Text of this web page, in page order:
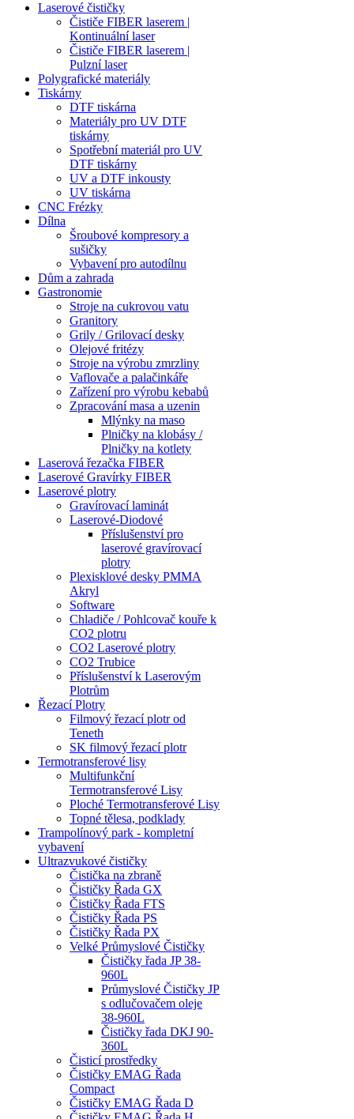
Laserové čističky
Čističe FIBER laserem |
Kontinuální laser
Čističe FIBER laserem |
Pulzní laser
Polygrafické materiály
Tiskárny
DTF tiskárna
Materiály pro UV DTF
tiskárny
Spotřební materiál pro UV
DTF tiskárny
UV a DTF inkousty
UV tiskárna
CNC Frézky
Dílna
Šroubové kompresory a
sušičky
Vybavení pro autodílnu
Dům a zahrada
Gastronomie
Stroje na cukrovou vatu
Granitory
Grily / Grilovací desky
Olejové fritézy
Stroje na výrobu zmrzliny
Vaflovače a palačinkáře
Zařízení pro výrobu kebabů
Zpracování masa a uzenin
Mlýnky na maso
Plničky na klobásy /
Plničky na kotlety
Laserová řezačka FIBER
Laserové Gravírky FIBER
Laserové plotry
Gravírovací laminát
Laserové-Diodové
Příslušenství pro
laserové gravírovací
plotry
Plexisklové desky PMMA
Akryl
Software
Chladiče / Pohlcovač kouře k
CO2 plotru
CO2 Laserové plotry
CO2 Trubice
Příslušenství k Laserovým
Plotrům
Řezací Plotry
Filmový řezací plotr od
Teneth
SK filmový řezací plotr
Termotransferové lisy
Multifunkční
Termotransferové Lisy
Ploché Termotransferové Lisy
Topné tělesa, podklady
Trampolínový park - kompletní
vybavení
Ultrazvukové čističky
Čistička na zbraně
Čističky Řada GX
Čističky Řada FTS
Čističky Řada PS
Čističky Řada PX
Velké Průmyslové Čističky
Čističky řada JP 38-
960L
Průmyslové Čističky JP
s odlučovačem oleje
38-960L
Čističky řada DKJ 90-
360L
Čisticí prostředky
Čističky EMAG Řada
Compact
Čističky EMAG Řada D